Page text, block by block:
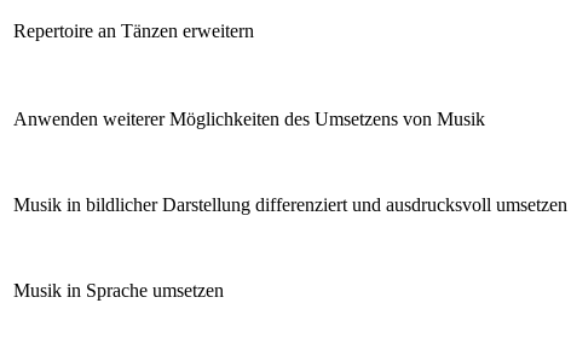
Repertoire an Tänzen erweitern
Anwenden weiterer Möglichkeiten des Umsetzens von Musik
Musik in bildlicher Darstellung differenziert und ausdrucksvoll umsetzen
Musik in Sprache umsetzen